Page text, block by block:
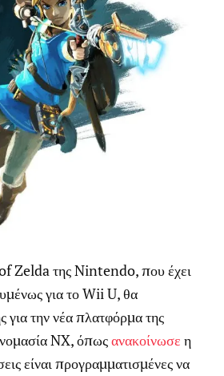
Zelda της Nintendo, που έχει
για το Wii U, θα
για την νέα πλατφόρμα της
NX, όπωςανακοίνωσε η
είναι προγραμματισμένες να